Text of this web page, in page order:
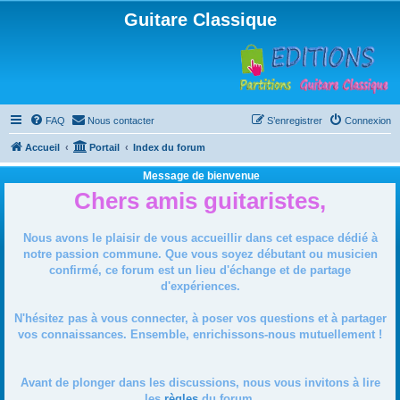
Guitare Classique
FAQ Nous contacter Connexion
S’enregistrer
Accueil Portail Index du forum
Message de bienvenue
Chers amis guitaristes,
Nous avons le plaisir de vous accueillir dans cet espace dédié à
notre passion commune. Que vous soyez débutant ou musicien
confirmé, ce forum est un lieu d'échange et de partage
d'expériences.
N'hésitez pas à vous connecter, à poser vos questions et à partager
vos connaissances. Ensemble, enrichissons-nous mutuellement !
Avant de plonger dans les discussions, nous vous invitons à lire